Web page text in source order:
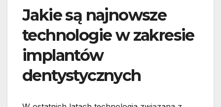
Jakie są najnowsze
technologie w zakresie
implantów
dentystycznych